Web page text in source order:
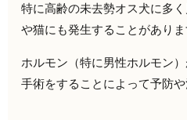
特に高齢の未去勢オス犬に多
や猫にも発生することがありま
ホルモン（特に男性ホルモン
手術をすることによって予防や